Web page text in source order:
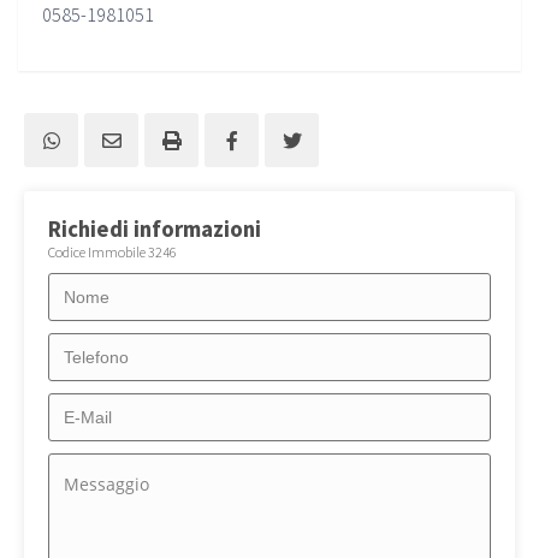
0585-1981051
Richiedi informazioni
Codice Immobile 3246